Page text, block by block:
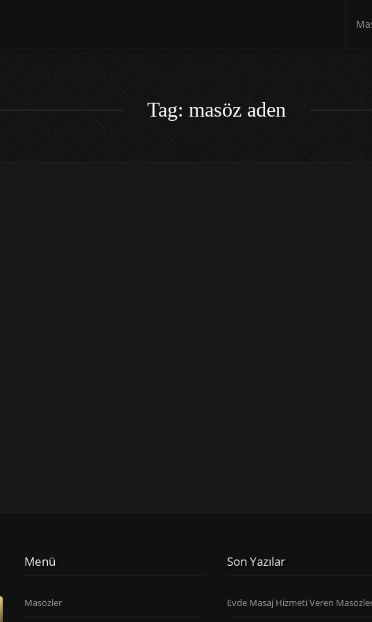
Tag: masöz aden
Menü
Masözler
Son Yazılar
Evde Masaj Hizmeti Veren